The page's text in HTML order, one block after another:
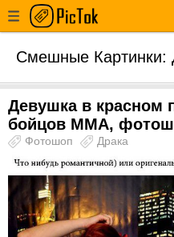
Смешные Картинки:
Девушка в красном
бойцов ММА,
Фотошоп Драка